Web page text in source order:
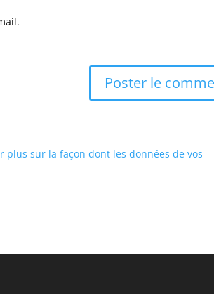
plus sur la façon dont les données de vos